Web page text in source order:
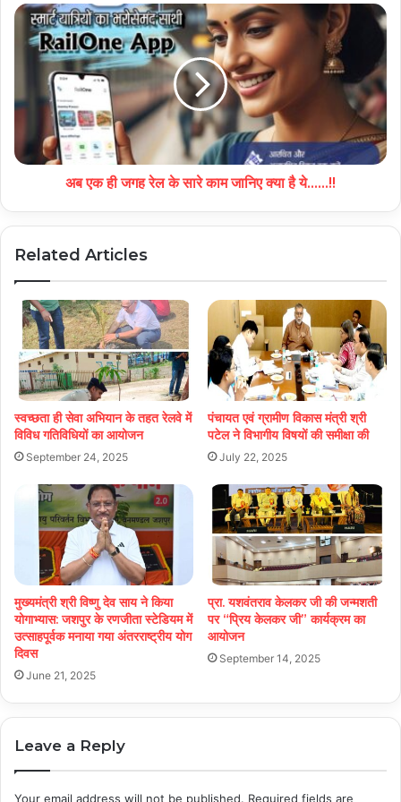
अब एक ही जगह रेल के सारे काम जानिए क्या है ये......!!
Related Articles
स्वच्छता ही सेवा अभियान के तहत रेलवे में
विविध गतिविधियों का आयोजन
September 24, 2025
पंचायत एवं ग्रामीण विकास मंत्री श्री
पटेल ने विभागीय विषयों की समीक्षा की
July 22, 2025
मुख्यमंत्री श्री विष्णु देव साय ने किया
योगाभ्यास: जशपुर के रणजीता स्टेडियम में
उत्साहपूर्वक मनाया गया अंतरराष्ट्रीय योग
दिवस
June 21, 2025
प्रा. यशवंतराव केलकर जी की जन्मशती
पर “प्रिय केलकर जी” कार्यक्रम का
आयोजन
September 14, 2025
Leave a Reply
Your email address will not be published. Required fields are